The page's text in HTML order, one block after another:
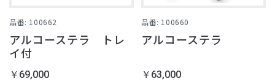
品番: 100662
アルコーステラ トレ
イ付
￥69,000
品番: 100660
アルコーステラ
￥63,000